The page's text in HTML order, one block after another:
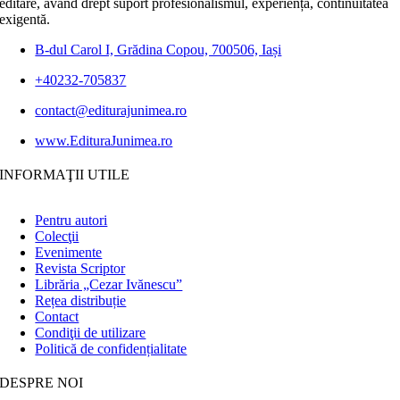
exigentă.
B-dul Carol I, Grădina Copou, 700506, Iași
+40232-705837
contact@editurajunimea.ro
www.EdituraJunimea.ro
INFORMAŢII UTILE
Pentru autori
Colecţii
Evenimente
Revista Scriptor
Librăria „Cezar Ivănescu”
Rețea distribuție
Contact
Condiţii de utilizare
Politică de confidențialitate
DESPRE NOI